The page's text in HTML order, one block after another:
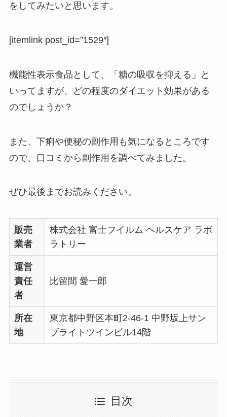
をしてみたいと思います。
[itemlink post_id=”1529″]
機能性表示食品として、「糖の吸収を抑える」と
いってますが、どの程度のダイエット効果がある
のでしょうか？
また、下痢や便秘の副作用も気になるところです
ので、口コミから副作用を調べてみました。
ぜひ最後までお読みください。
販売
業者
株式会社 富士フイルム ヘルスケア ラボ
ラトリー
運営
責任
者
比留間 愛一郎
所在
地
東京都中野区本町2-46-1 中野坂上サン
ブライトツインビル14階
目次